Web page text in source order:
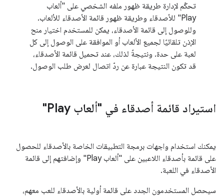
تحكّم لإدارة طريقة ظهور ملفه الشخصي على "ألعاب
Play" للأصدقاء وطريقة ظهور قائمة الأصدقاء للألعاب.
وللوصول إلى قائمة الأصدقاء، يمكن للمستخدم اختيار منح
الإذن تلقائيًا لجميع الألعاب أو الموافقة على الوصول إلى كل
لعبة على حدة. ونتيجةً لذلك، عند تحميل قائمة الأصدقاء،
قد تكون النتيجة عبارة عن ردّ اتصال لعرض طلب الوصول.
استيراد قائمة أصدقاء في "ألعاب Play"
يمكنك استخدام واجهات برمجة التطبيقات الخاصة بالأصدقاء للحصول
على قائمة بأصدقاء اللاعبين على "ألعاب Play" وإضافتهم إلى قائمة
الأصدقاء في اللعبة.
سيحصل المستخدمون الجدد على قائمة أولية بالأصدقاء للعب معهم،